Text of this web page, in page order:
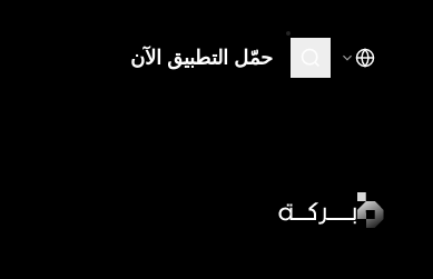
حمّل التطبيق الآن